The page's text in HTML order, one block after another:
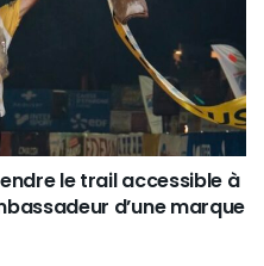
le trail accessible à
d’une marque